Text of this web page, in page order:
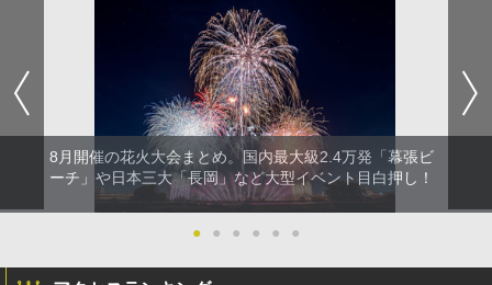
8月開催の花火大会まとめ。国内最大級2.4万発「幕張ビ
ーチ」や日本三大「長岡」など大型イベント目白押し！
● ● ● ● ● ●